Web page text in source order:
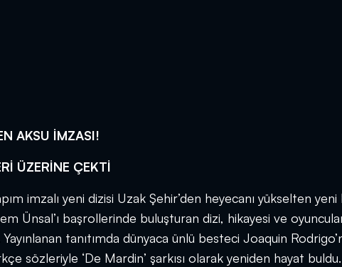
AKSU İMZASI!
ÜZERİNE ÇEKTİ
imzalı yeni dizisi Uzak Şehir’den heyecanı yükselten yeni
Ünsal’ı başrollerinde buluşturan dizi, hikayesi ve
tanıtımda dünyaca ünlü besteci Joaquin
sözleriyle ‘De Mardin’ şarkısı olarak yeniden hayat buldu.